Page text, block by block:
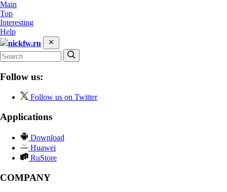
Main
Top
Interesting
Help
nickfw.ru
Follow us:
Follow us on Twitter
Applications
Download
Huawei
RuStore
COMPANY